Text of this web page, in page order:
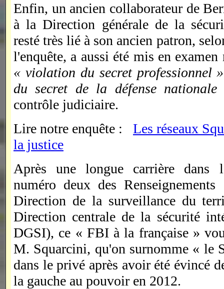
Enfin, un ancien collaborateur de
à la Direction générale de la
resté très lié à son ancien patron,
l'enquête, a aussi été mis en
« violation du secret professionnel
du secret de la défense
contrôle judiciaire.
Lire notre enquête : Les réseaux
la justice
Après une longue carrière
numéro deux des
Direction de la surveillance du
Direction centrale de la sécurité
DGSI), ce « FBI à la française »
M. Squarcini, qu'on surnomme « le
dans le privé après avoir été évincé
la gauche au pouvoir en 2012.